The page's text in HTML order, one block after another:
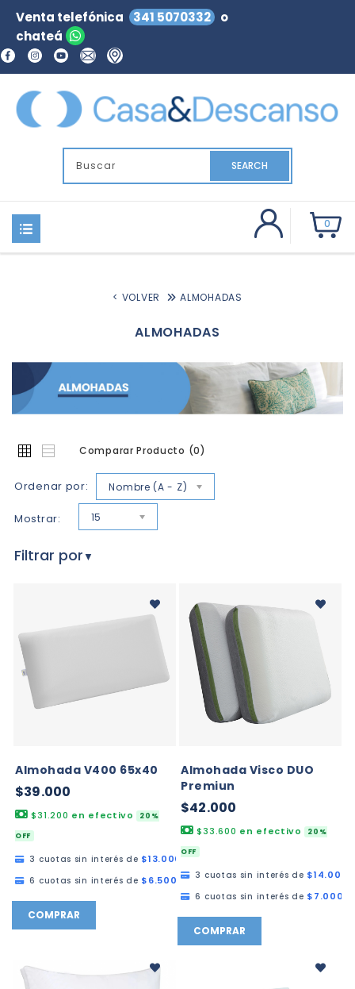
Venta telefónica 341 5070332
o
chateá
SEARCH
0
< VOLVER ALMOHADAS
ALMOHADAS
Comparar Producto (0)
Ordenar por: Nombre (A - Z)
Mostrar: 15
Filtrar por
Almohada V400 65x40
$39.000
$31.200 en efectivo 20%
OFF
3 cuotas sin interés de $13.000,00
6 cuotas sin interés de $6.500,00
COMPRAR
Almohada Visco DUO
Premiun
$42.000
$33.600 en efectivo 20%
OFF
3 cuotas sin interés de
6 cuotas sin interés de
COMPRAR